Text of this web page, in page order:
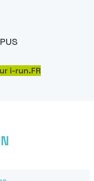
i-run.FR